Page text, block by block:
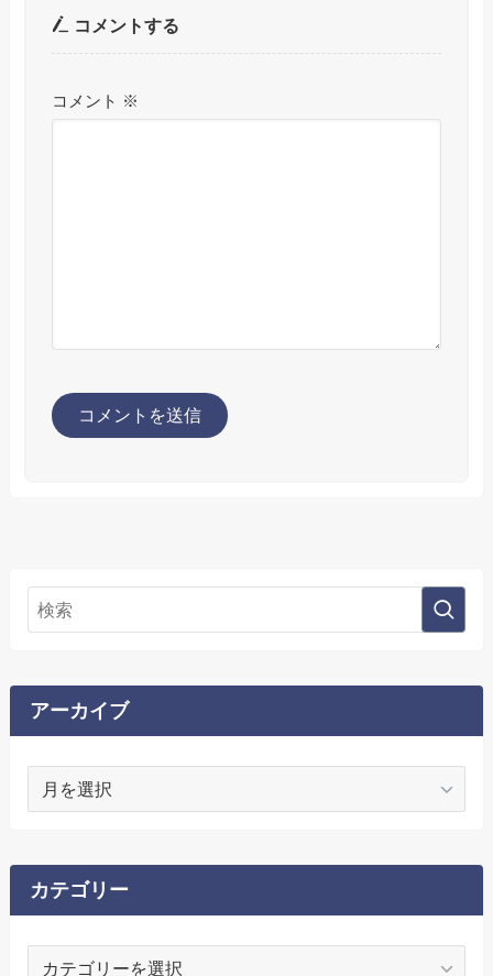
コメントする
コメント ※
アーカイブ
イ
ブ
カテゴリー